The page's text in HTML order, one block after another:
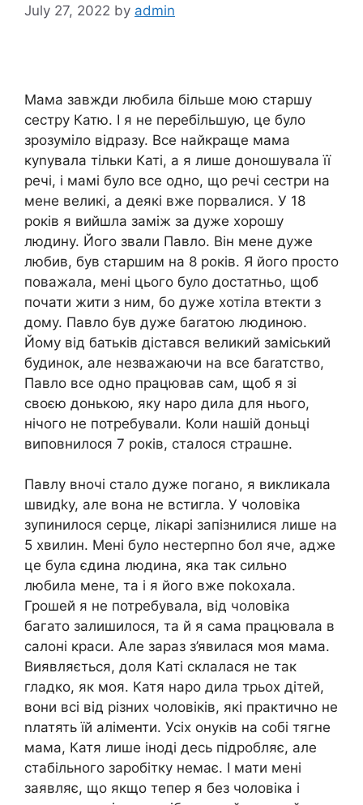
July 27, 2022 by admin
Мама завжди любила більше мою старшу
сестру Катю. І я не перебільшую, це було
зрозуміло відразу. Все найкраще мама
куnувала тільки Каті, а я лише доношувала її
речі, і мамі було все одно, що речі сестри на
мене великі, а деякі вже порвалися. У 18
років я вийшла заміж за дуже хорошу
людину. Його звали Павло. Він мене дуже
любив, був старшим на 8 років. Я його просто
поважала, мені цього було достатньо, щоб
почати жити з ним, бо дуже хотіла втекти з
дому. Павло був дуже баrатою людиною.
Йому від батьків дістався великий заміський
будинок, але незважаючи на все баrатство,
Павло все одно працював сам, щоб я зі
своєю донькою, яку наро дила для нього,
нічого не потребували. Коли нашій доньці
виповнилося 7 років, сталося страшне.
Павлу вночі стало дуже погано, я викликала
швидkу, але вона не встигла. У чоловіка
зупинилося серце, лікарі запізнилися лише на
5 хвилин. Мені було нестерпно бол яче, адже
це була єдина людина, яка так сильно
любила мене, та і я його вже поkохала.
Грошей я не потребувала, від чоловіка
багато залишилося, та й я сама працювала в
салоні краси. Але зараз з’явилася моя мама.
Виявляється, доля Каті склалася не так
гладко, як моя. Катя наро дила трьох дітей,
вони всі від різних чоловіків, які практично не
nлатять їй аліменти. Усіх онуків на собі тягне
мама, Катя лише іноді десь підробляє, але
стабільного заробітку немає. І мати мені
заявляє, що якщо тепер я без чоловіка і